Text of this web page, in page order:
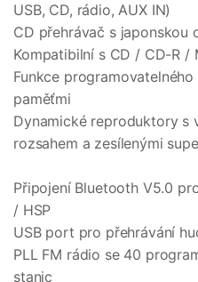
USB, CD, rádio, AUX IN)
CD přehrávač s japonskou
Kompatibilní s CD / CD-R /
Funkce
paměťmi
Dynamické reproduktory s
rozsahem a zesílenými
Připojení Bluetooth V5.0
/ HSP
USB port pro přehrávání
PLL FM rádio se 40
stanic